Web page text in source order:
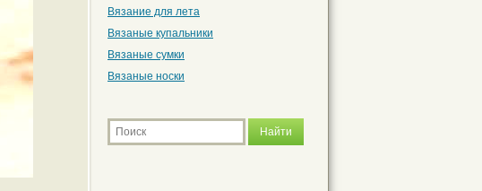
Вязание для лета
Вязаные купальники
Вязаные сумки
Вязаные носки